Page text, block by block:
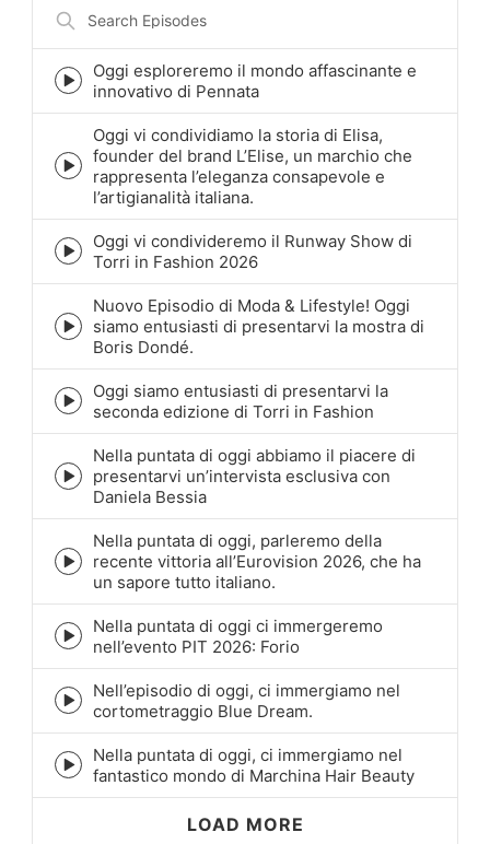
Search
Episodes
Episode
play
icon
Oggi esploreremo il mondo affascinante e
innovativo di Pennata
Episode
play
icon
Oggi vi condividiamo la storia di Elisa,
founder del brand L’Elise, un marchio che
rappresenta l’eleganza consapevole e
l’artigianalità italiana.
Episode
play
icon
Oggi vi condivideremo il Runway Show di
Torri in Fashion 2026
Episode
play
icon
Nuovo Episodio di Moda & Lifestyle! Oggi
siamo entusiasti di presentarvi la mostra di
Boris Dondé.
Episode
play
icon
Oggi siamo entusiasti di presentarvi la
seconda edizione di Torri in Fashion
Episode
play
icon
Nella puntata di oggi abbiamo il piacere di
presentarvi un’intervista esclusiva con
Daniela Bessia
Episode
play
icon
Nella puntata di oggi, parleremo della
recente vittoria all’Eurovision 2026, che ha
un sapore tutto italiano.
Episode
play
icon
Nella puntata di oggi ci immergeremo
nell’evento PIT 2026: Forio
Episode
play
icon
Nell’episodio di oggi, ci immergiamo nel
cortometraggio Blue Dream.
Episode
play
Nella puntata di oggi, ci immergiamo nel
fantastico mondo di Marchina Hair Beauty
LOAD MORE